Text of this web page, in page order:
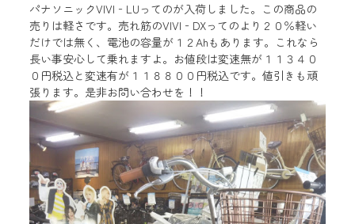
パナソニックVIVI‐LUってのが入荷しました。この商品の
売りは軽さです。売れ筋のVIVI‐DXってのより２０％軽い
だけでは無く、電池の容量が１２Ahもあります。これなら
長い事安心して乗れますよ。お値段は変速無が１１３４０
０円税込と変速有が１１８８００円税込です。値引きも頑
張ります。是非お問い合わせを！！